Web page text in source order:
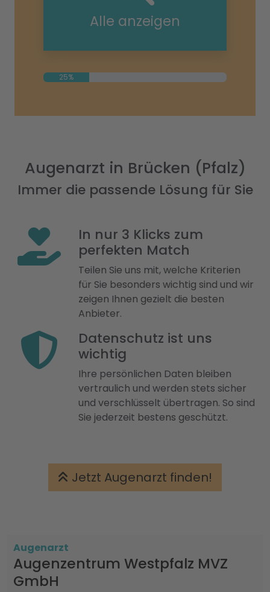
Alle anzeigen
25%
Augenarzt in Brücken (Pfalz)
Immer die passende Lösung für Sie
In nur 3 Klicks zum
perfekten Match
Teilen Sie uns mit, welche Kriterien
für Sie besonders wichtig sind und wir
zeigen Ihnen gezielt die besten
Anbieter.
Datenschutz ist uns
wichtig
Ihre persönlichen Daten bleiben
vertraulich und werden stets sicher
und verschlüsselt übertragen. So sind
Sie jederzeit bestens geschützt.
Jetzt Augenarzt finden!
Augenarzt
Augenzentrum Westpfalz MVZ
GmbH